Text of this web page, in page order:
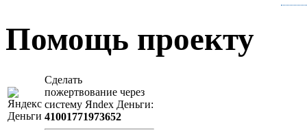
Помощь проекту
Сделать
пожертвование через
систeму Яndex Деньги:
41001771973652